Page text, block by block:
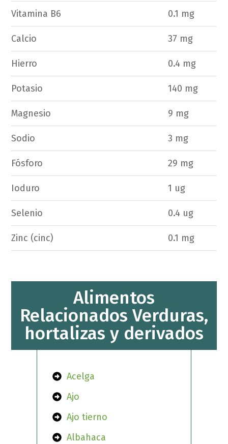
Vitamina B6 0.1 mg
Calcio 37 mg
Hierro 0.4 mg
Potasio 140 mg
Magnesio 9 mg
Sodio 3 mg
Fósforo 29 mg
Ioduro 1 ug
Selenio 0.4 ug
Zinc (cinc) 0.1 mg
Alimentos
Relacionados Verduras,
hortalizas y derivados
Acelga
Ajo
Ajo tierno
Albahaca